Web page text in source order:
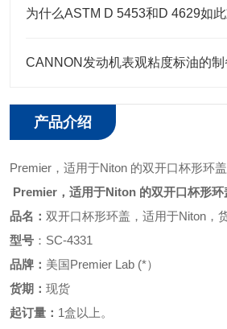
为什么ASTM D 5453和D 4629如此
CANNON发动机表观粘度标油的
产品介绍
Premier ， 适用于Niton 的双开口杯形环盖
Premier ， 适用于Niton 的双开口杯形环
品名： 双开口杯形环盖，适用于Niton ，
型号 ： SC-4331
品牌： 美国Premier Lab (*）
货期： 现货
起订量： 1盒以上。